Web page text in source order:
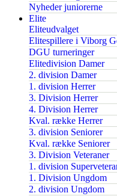
Nyheder juniorerne
Elite
Eliteudvalget
Elitespillere i Viborg
DGU turneringer
Elitedivision Damer
2. division Damer
1. division Herrer
3. Division Herrer
4. Division Herrer
Kval. række Herrer
3. division Seniorer
Kval. række Seniorer
3. Division Veteraner
1. division
1. Division Ungdom
2. division Ungdom